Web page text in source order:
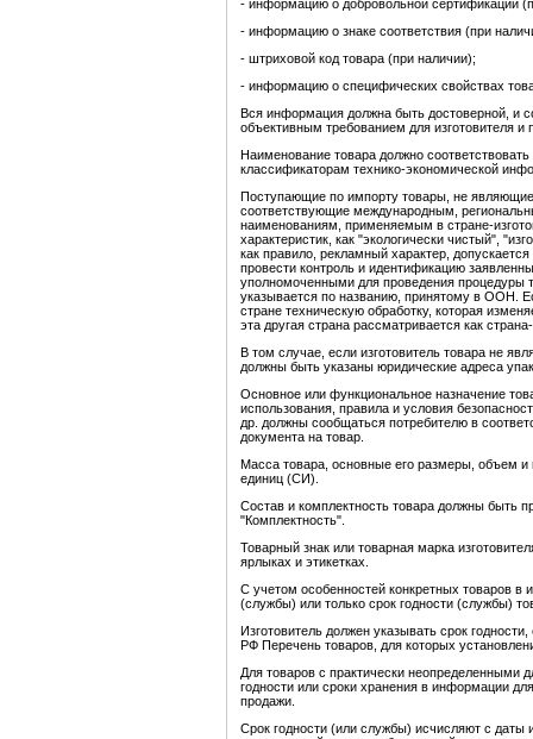
- информацию о добровольной сертификации
- информацию о знаке соответствия (при
- штриховой код товара (при наличии);
- информацию о специфических свойствах
Вся информация должна быть достоверной, и
объективным требованием для изготовителя и
Наименование товара должно
классификаторам технико-экономической
Поступающие по импорту товары, не
соответствующие международным,
наименованиям, применяемым в стране-
характеристик, как "экологически чистый",
как правило, рекламный характер,
провести контроль и идентификацию
уполномоченными для проведения процедуры
указывается по названию, принятому в ООН.
стране техническую обработку, которая
эта другая страна рассматривается как
В том случае, если изготовитель товара не
должны быть указаны юридические адреса
Основное или функциональное назначение
использования, правила и условия
др. должны сообщаться потребителю в
документа на товар.
Масса товара, основные его размеры, объем и
единиц (СИ).
Состав и комплектность товара должны быть
"Комплектность".
Товарный знак или товарная марка
ярлыках и этикетках.
С учетом особенностей конкретных товаров в
(службы) или только срок годности (службы)
Изготовитель должен указывать срок
РФ Перечень товаров, для которых
Для товаров с практически неопределенными
годности или сроки хранения в информации
продажи.
Срок годности (или службы) исчисляют с даты